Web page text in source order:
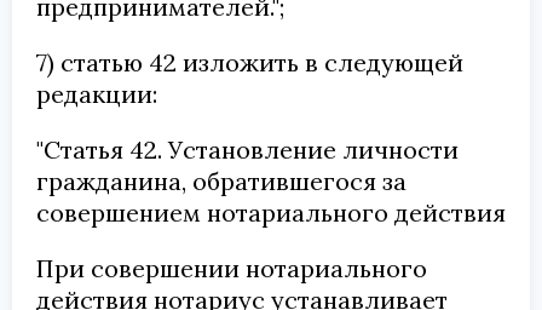
предпринимателей.";
7) статью 42 изложить в следующей
редакции:
"Статья 42. Установление личности
гражданина, обратившегося за
совершением нотариального действия
При совершении нотариального
действия нотариус устанавливает